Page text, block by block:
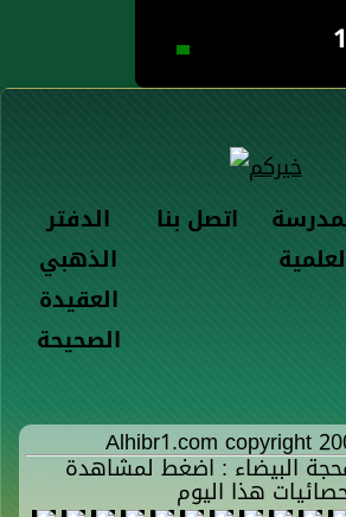
1
الدفتر
الذهبي
اتصل بنا
العقيدة
الصحيحة
Alhibr1.com copyright
البيضاء : اضغط لمشاهدة
هذا اليوم